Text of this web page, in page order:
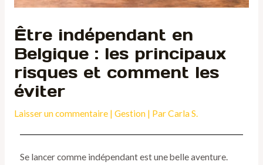
Être indépendant en
Belgique : les principaux
risques et comment les
éviter
Laisser un commentaire | Gestion| ParCarla S.
Se lancer comme indépendant est une belle aventure.